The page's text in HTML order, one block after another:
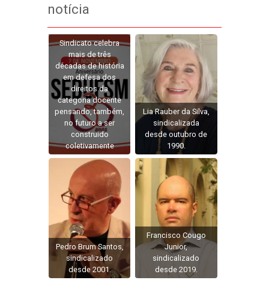
notícia
Sindicato celebra
mais de três
décadas de história
em defesa dos
direitos da
categoria docente
pensando, também,
no futuro a ser
construido
coletivamente
Lia Rauber da Silva,
sindicalizada
desde outubro de
1990.
Pedro Brum Santos,
sindicalizado
desde 2001.
Francisco Cougo
Junior,
sindicalizado
desde 2019.